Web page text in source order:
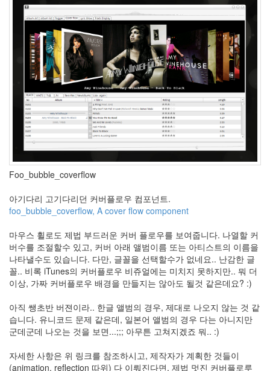
Foo_bubble_coverflow
아기다리 고기다리던 커버플로우 컴포넌트.
foo_bubble_coverflow, A cover flow component
마우스 휠로도 제법 부드러운 커버 플로우를 보여줍니다. 나열할 커
버수를 조절할수 있고, 커버 아래 앨범이름 또는 아티스트의 이름을
나타낼수도 있습니다. 다만, 글꼴을 선택할수가 없네요.. 난감한 글
꼴.. 비록 iTunes의 커버플로우 비쥬얼에는 미치지 못하지만.. 뭐 더
이상, 가짜 커버플로우 배경을 만들지는 않아도 될것 같은데요? :)
아직 쌩초반 버젼이라.. 한글 앨범의 경우, 제대로 나오지 않는 것 같
습니다. 유니코드 문제 같은데, 일본어 앨범의 경우 다는 아니지만
군데군데 나오는 것을 보면...;;; 아무튼 고쳐지겠죠 뭐.. :)
자세한 사항은 위 링크를 참조하시고, 제작자가 계획한 것들이
(animation, reflection 따위) 다 이뤄진다면, 제법 멋진 커버플로루